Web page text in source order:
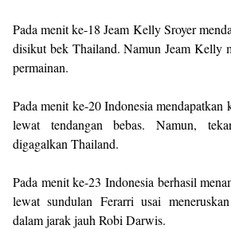
Pada menit ke-18 Jeam Kelly Sroyer
disikut bek Thailand. Namun Jeam Kelly
permainan.
Pada menit ke-20 Indonesia mendapatkan
lewat tendangan bebas. Namun,
digagalkan Thailand.
Pada menit ke-23 Indonesia berhasil
lewat sundulan Ferarri usai
dalam jarak jauh Robi Darwis.